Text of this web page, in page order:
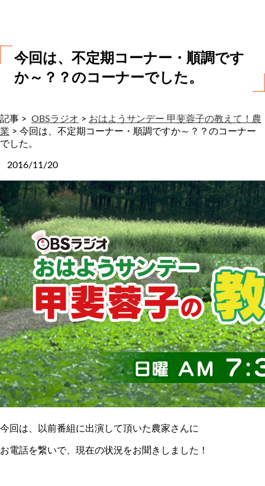
今回は、不定期コーナー・順調です
か～？？のコーナーでした。
記事 > OBSラジオ > おはようサンデー 甲斐蓉子の教えて！農
業 > 今回は、不定期コーナー・順調ですか～？？のコーナー
でした。
2016/11/20
今回は、以前番組に出演して頂いた農家さんに
お電話を繋いで、現在の状況をお聞きしました！